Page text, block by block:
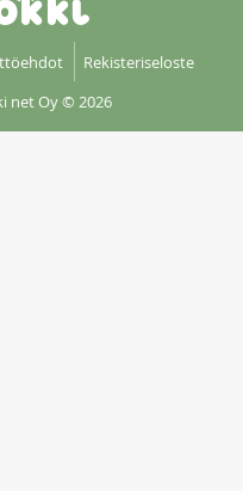
Rekisteriseloste
net Oy© 2026